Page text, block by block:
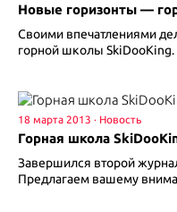
Новые горизонты —
Своими впечатлениями
горной школы SkiDooKing.
18 марта 2013
Горная школа
Завершился второй
Предлагаем вашему